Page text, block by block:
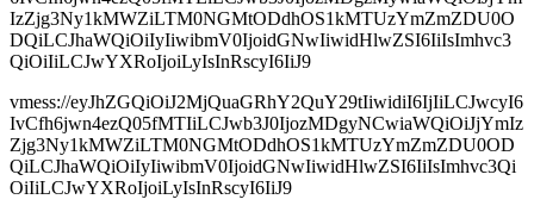
IzZjg3Ny1kMWZiLTM0NGMtODdhOS1kMTUzYmZmZDU0O
DQiLCJhaWQiOiIyIiwibmV0IjoidGNwIiwidHlwZSI6IiIsImhvc3
QiOiIiLCJwYXRoIjoiLyIsInRscyI6IiJ9
vmess://eyJhZGQiOiJ2MjQuaGRhY2QuY29tIiwidiI6IjIiLCJwcyI6
IvCfh6jwn4ezQ05fMTIiLCJwb3J0IjozMDgyNCwiaWQiOiJjYmIz
Zjg3Ny1kMWZiLTM0NGMtODdhOS1kMTUzYmZmZDU0OD
QiLCJhaWQiOiIyIiwibmV0IjoidGNwIiwidHlwZSI6IiIsImhvc3Qi
OiIiLCJwYXRoIjoiLyIsInRscyI6IiJ9